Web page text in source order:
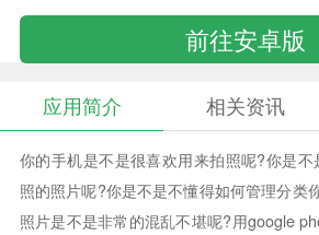
前往安卓版
应用简介 相关资讯
你的手机是不是很喜欢用来拍照呢?你是
照的照片呢?你是不是不懂得如何管理分类
照片是不是非常的混乱不堪呢?用google